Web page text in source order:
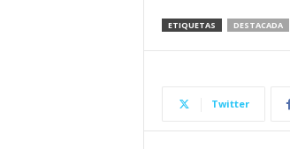
ETIQUETAS DESTACADA
Twitter